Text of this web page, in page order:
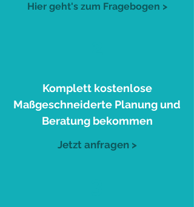
Hier geht's zum Fragebogen >
Komplett kostenlose
Maßgeschneiderte Planung und
Beratung bekommen
Jetzt anfragen >